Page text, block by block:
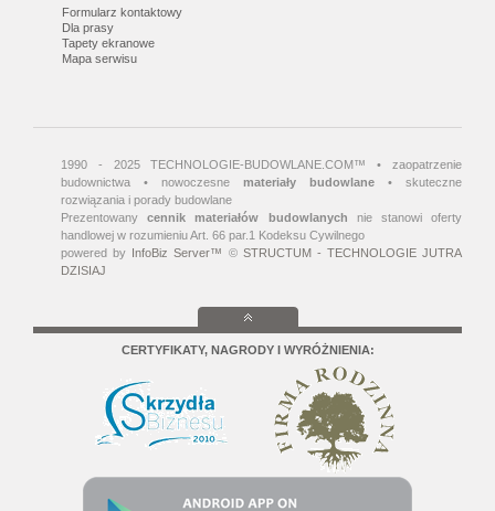
Formularz kontaktowy
Dla prasy
Tapety ekranowe
Mapa serwisu
1990 - 2025 TECHNOLOGIE-BUDOWLANE.COM™ • zaopatrzenie
budownictwa • nowoczesne materiały budowlane • skuteczne
rozwiązania i porady budowlane
Prezentowanycennik materiałów budowlanych nie stanowi oferty
handlowej w rozumieniu Art. 66 par.1 Kodeksu Cywilnego
powered by InfoBiz Server™ © STRUCTUM - TECHNOLOGIE JUTRA
DZISIAJ
CERTYFIKATY, NAGRODY I WYRÓŻNIENIA: